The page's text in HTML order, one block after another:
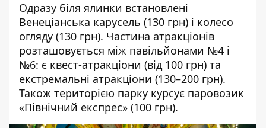
Одразу біля ялинки встановлені
Венеціанська карусель (130 грн) і колесо
огляду (130 грн). Частина атракціонів
розташовується між павільйонами №4 і
№6: є квест-атракціони (від 100 грн) та
екстремальні атракціони (130–200 грн).
Також територією парку курсує паровозик
«Північний експрес» (100 грн).